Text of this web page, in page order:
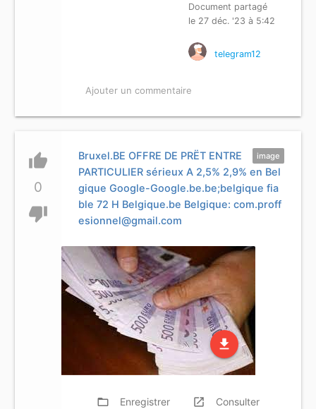
Document partagé
le 27 déc. '23 à 5:42
telegram12
Ajouter un commentaire
thumb_up
0
thumb_down
image
Bruxel.BE OFFRE DE PRËT ENTRE
PARTICULIER sérieux A 2,5% 2,9% en Bel
gique Google-Google.be.be;belgique fia
ble 72 H Belgique.be Belgique: com.proff
esionnel@gmail.com
file_download
folder_open Enregistrer launch Consulter